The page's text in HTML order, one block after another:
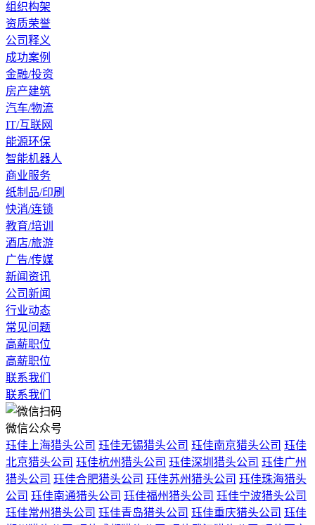
组织构架
资质荣誉
公司释义
成功案例
金融/投资
房产建筑
汽车/物流
IT/互联网
能源环保
智能机器人
商业服务
纸制品/印刷
快消/连锁
教育/培训
酒店/旅游
广告/传媒
新闻资讯
公司新闻
行业动态
常见问题
高薪职位
高薪职位
联系我们
联系我们
微信公众号
珏佳上海猎头公司 珏佳无锡猎头公司 珏佳南京猎头公司 珏佳
北京猎头公司 珏佳杭州猎头公司 珏佳深圳猎头公司 珏佳广州
猎头公司 珏佳合肥猎头公司 珏佳苏州猎头公司 珏佳珠海猎头
公司 珏佳南通猎头公司 珏佳福州猎头公司 珏佳宁波猎头公司
珏佳常州猎头公司 珏佳青岛猎头公司 珏佳重庆猎头公司 珏佳